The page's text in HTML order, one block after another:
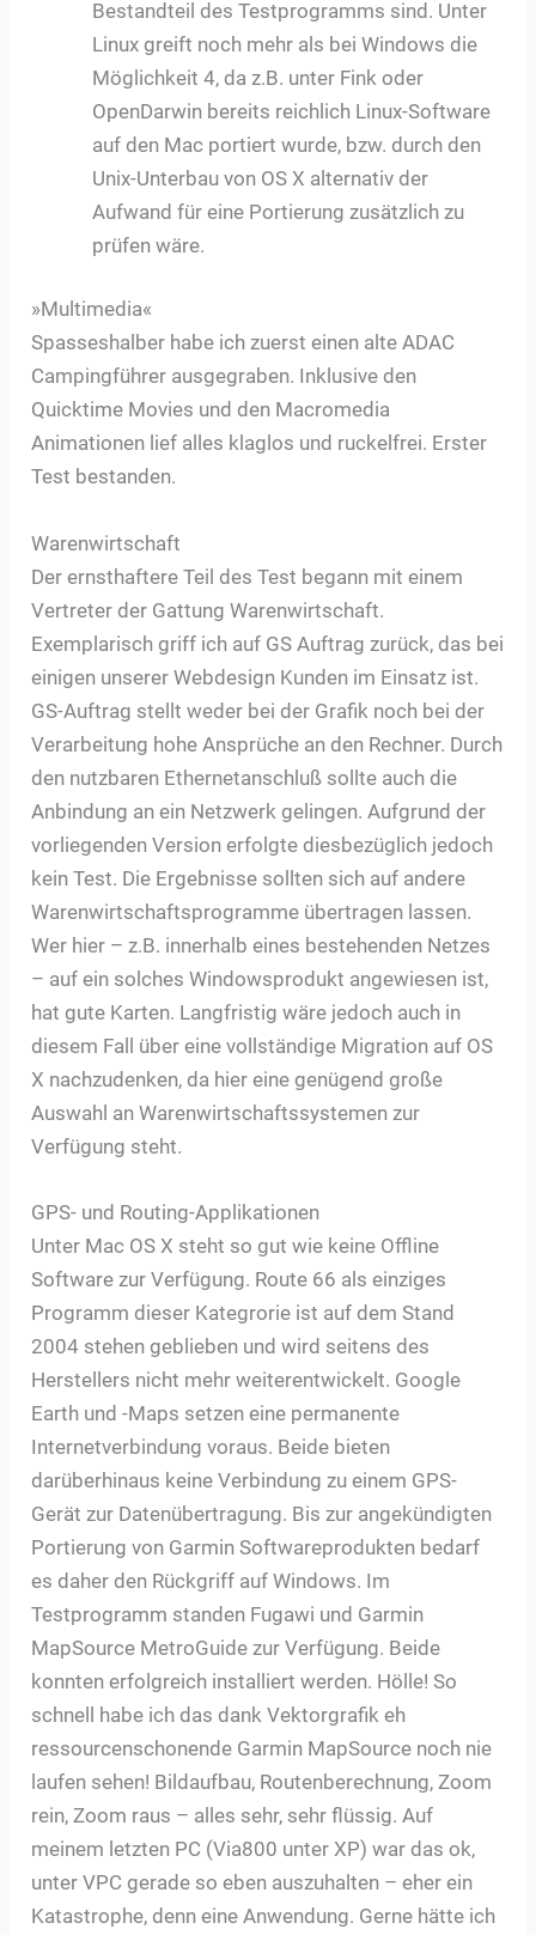
Bestandteil des Testprogramms sind. Unter
Linux greift noch mehr als bei Windows die
Möglichkeit 4, da z.B. unter Fink oder
OpenDarwin bereits reichlich Linux-Software
auf den Mac portiert wurde, bzw. durch den
Unix-Unterbau von OS X alternativ der
Aufwand für eine Portierung zusätzlich zu
prüfen wäre.
»Multimedia«
Spasseshalber habe ich zuerst einen alte ADAC
Campingführer ausgegraben. Inklusive den
Quicktime Movies und den Macromedia
Animationen lief alles klaglos und ruckelfrei. Erster
Test bestanden.
Warenwirtschaft
Der ernsthaftere Teil des Test begann mit einem
Vertreter der Gattung Warenwirtschaft.
Exemplarisch griff ich auf GS Auftrag zurück, das bei
einigen unserer Webdesign Kunden im Einsatz ist.
GS-Auftrag stellt weder bei der Grafik noch bei der
Verarbeitung hohe Ansprüche an den Rechner. Durch
den nutzbaren Ethernetanschluß sollte auch die
Anbindung an ein Netzwerk gelingen. Aufgrund der
vorliegenden Version erfolgte diesbezüglich jedoch
kein Test. Die Ergebnisse sollten sich auf andere
Warenwirtschaftsprogramme übertragen lassen.
Wer hier – z.B. innerhalb eines bestehenden Netzes
– auf ein solches Windowsprodukt angewiesen ist,
hat gute Karten. Langfristig wäre jedoch auch in
diesem Fall über eine vollständige Migration auf OS
X nachzudenken, da hier eine genügend große
Auswahl an Warenwirtschaftssystemen zur
Verfügung steht.
GPS- und Routing-Applikationen
Unter Mac OS X steht so gut wie keine Offline
Software zur Verfügung. Route 66 als einziges
Programm dieser Kategrorie ist auf dem Stand
2004 stehen geblieben und wird seitens des
Herstellers nicht mehr weiterentwickelt. Google
Earth und -Maps setzen eine permanente
Internetverbindung voraus. Beide bieten
darüberhinaus keine Verbindung zu einem GPS-
Gerät zur Datenübertragung. Bis zur angekündigten
Portierung von Garmin Softwareprodukten bedarf
es daher den Rückgriff auf Windows. Im
Testprogramm standen Fugawi und Garmin
MapSource MetroGuide zur Verfügung. Beide
konnten erfolgreich installiert werden. Hölle! So
schnell habe ich das dank Vektorgrafik eh
ressourcenschonende Garmin MapSource noch nie
laufen sehen! Bildaufbau, Routenberechnung, Zoom
rein, Zoom raus – alles sehr, sehr flüssig. Auf
meinem letzten PC (Via800 unter XP) war das ok,
unter VPC gerade so eben auszuhalten – eher ein
Katastrophe, denn eine Anwendung. Gerne hätte ich